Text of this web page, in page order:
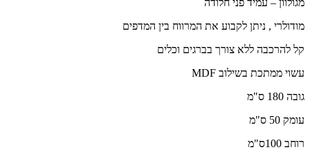
מגולוון – עמיד פני חלודה
מודולרי , ניתן לקבוע את המרווח בין המדפים
קל להרכבה ללא צורך בברגים וכלים
עשוי ממתכת בשילוב MDF
גובה 180 ס"מ
עומק 50 ס"מ
רוחב 100ס"מ